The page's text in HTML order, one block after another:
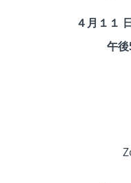
４月１１
午